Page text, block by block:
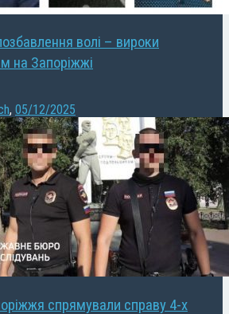
волі – вироки
на Запоріжжі
, 05/12/2025
спрямували справу 4-х